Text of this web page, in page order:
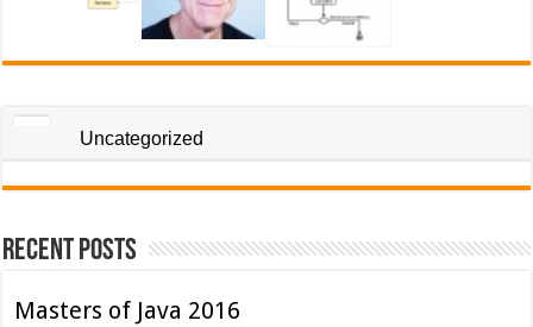
Uncategorized
Recent Posts
Masters of Java 2016